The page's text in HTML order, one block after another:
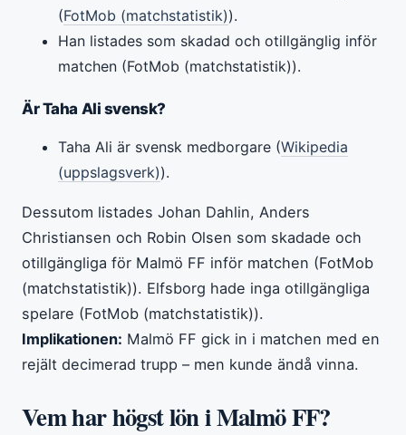
(FotMob (matchstatistik)).
Han listades som skadad och otillgänglig inför
matchen (FotMob (matchstatistik)).
Är Taha Ali svensk?
Taha Ali är svensk medborgare (Wikipedia
(uppslagsverk)).
Dessutom listades Johan Dahlin, Anders
Christiansen och Robin Olsen som skadade och
otillgängliga för Malmö FF inför matchen (FotMob
(matchstatistik)). Elfsborg hade inga otillgängliga
spelare (FotMob (matchstatistik)).
Implikationen: Malmö FF gick in i matchen med en
rejält decimerad trupp – men kunde ändå vinna.
Vem har högst lön i Malmö FF?